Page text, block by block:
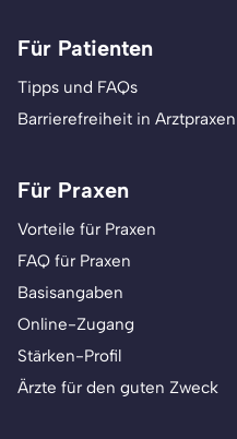
Für Patienten
Tipps und FAQs
Barrierefreiheit in Arztpraxen
Für Praxen
Vorteile für Praxen
FAQ für Praxen
Basisangaben
Online-Zugang
Stärken-Profil
Ärzte für den guten Zweck